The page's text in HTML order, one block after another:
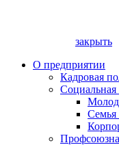
закрыть
О предприятии
Кадровая
Социальная
Семья